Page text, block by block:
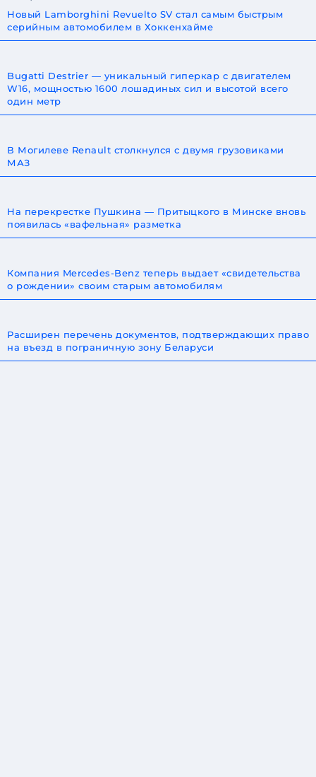
Новый Lamborghini Revuelto SV стал самым быстрым
серийным автомобилем в Хоккенхайме
Bugatti Destrier — уникальный гиперкар с двигателем
W16, мощностью 1600 лошадиных сил и высотой всего
один метр
В Могилеве Renault столкнулся с двумя грузовиками
МАЗ
На перекрестке Пушкина — Притыцкого в Минске вновь
появилась «вафельная» разметка
Компания Mercedes-Benz теперь выдает «свидетельства
о рождении» своим старым автомобилям
Расширен перечень документов, подтверждающих право
на въезд в пограничную зону Беларуси